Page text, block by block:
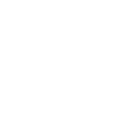
produkty